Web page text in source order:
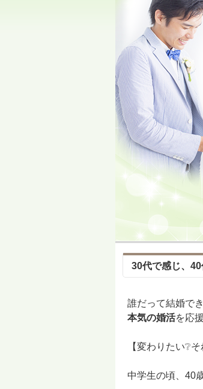
30代で感じ、
誰だって結婚で
本気の婚活を応
【変わりたい❔
中学生の頃、40